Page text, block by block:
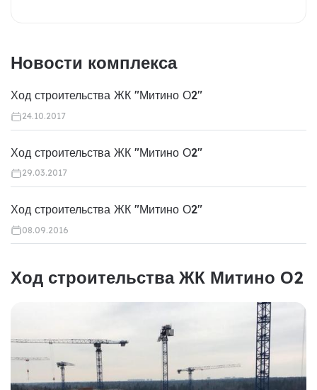
Новости комплекса
Ход строительства ЖК "Митино О2"
24.10.2017
Ход строительства ЖК "Митино О2"
29.03.2017
Ход строительства ЖК "Митино О2"
08.09.2016
Ход строительства ЖК Митино О2